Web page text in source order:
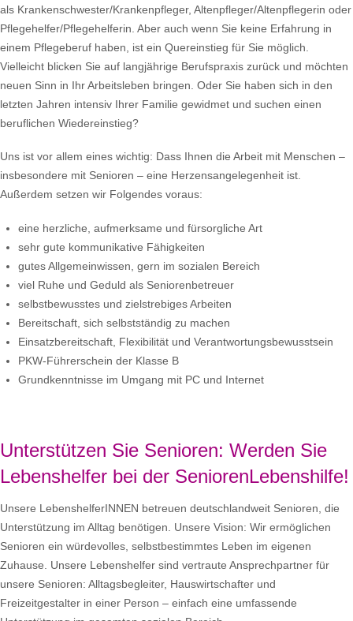
als Krankenschwester/Krankenpfleger, Altenpfleger/Altenpflegerin oder
Pflegehelfer/Pflegehelferin. Aber auch wenn Sie keine Erfahrung in
einem Pflegeberuf haben, ist ein Quereinstieg für Sie möglich.
Vielleicht blicken Sie auf langjährige Berufspraxis zurück und möchten
neuen Sinn in Ihr Arbeitsleben bringen. Oder Sie haben sich in den
letzten Jahren intensiv Ihrer Familie gewidmet und suchen einen
beruflichen Wiedereinstieg?
Uns ist vor allem eines wichtig: Dass Ihnen die Arbeit mit Menschen –
insbesondere mit Senioren – eine Herzensangelegenheit ist.
Außerdem setzen wir Folgendes voraus:
eine herzliche, aufmerksame und fürsorgliche Art
sehr gute kommunikative Fähigkeiten
gutes Allgemeinwissen, gern im sozialen Bereich
viel Ruhe und Geduld als Seniorenbetreuer
selbstbewusstes und zielstrebiges Arbeiten
Bereitschaft, sich selbstständig zu machen
Einsatzbereitschaft, Flexibilität und Verantwortungsbewusstsein
PKW-Führerschein der Klasse B
Grundkenntnisse im Umgang mit PC und Internet
Unterstützen Sie Senioren: Werden Sie
Lebenshelfer bei der SeniorenLebenshilfe!
Unsere LebenshelferINNEN betreuen deutschlandweit Senioren, die
Unterstützung im Alltag benötigen. Unsere Vision: Wir ermöglichen
Senioren ein würdevolles, selbstbestimmtes Leben im eigenen
Zuhause. Unsere Lebenshelfer sind vertraute Ansprechpartner für
unsere Senioren: Alltagsbegleiter, Hauswirtschafter und
Freizeitgestalter in einer Person – einfach eine umfassende